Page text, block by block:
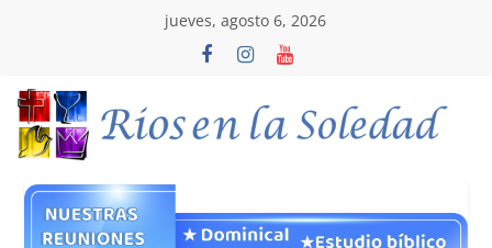
jueves, agosto 6, 2026
ICCC
Rios